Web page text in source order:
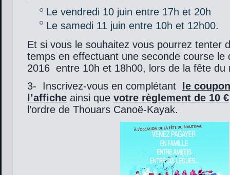
Le vendredi 10 juin entre 17h et 20h
Le samedi 11 juin entre 10h et 12h00.
Et si vous le souhaitez vous pourrez tenter
temps en effectuant une seconde course le
2016 entre 10h et 18h00, lors de la fête du
3- Inscrivez-vous en complétant
le
l’affiche ainsi que votre règlement de 10 €
l’ordre de Thouars Canoë-Kayak.